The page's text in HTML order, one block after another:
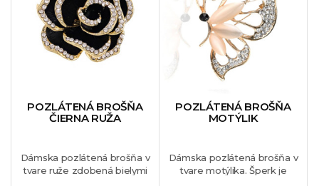
POZLÁTENÁ BROŠŇA
ČIERNA RUŽA
Dámska pozlátená brošňa v
tvare ruže zdobená bielymi
POZLÁTENÁ BROŠŇA
MOTÝLIK
Dámska pozlátená brošňa v
tvare motýlika. Šperk je